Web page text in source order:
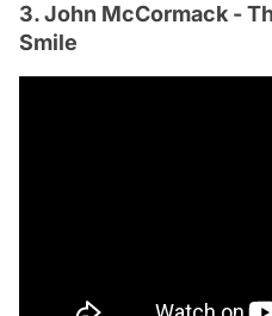
3. John McCormack -
Smile